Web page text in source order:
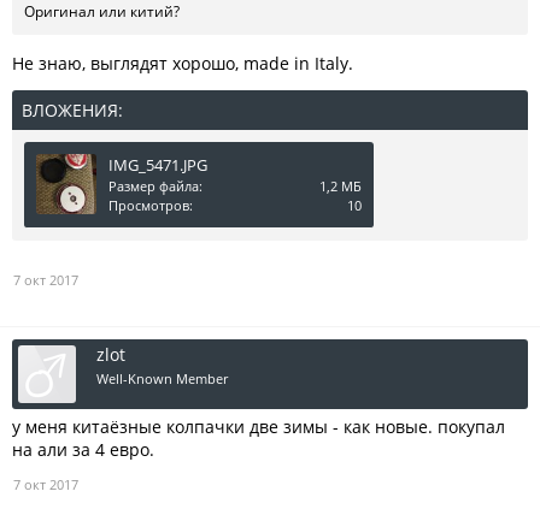
Оригинал или китий?
Не знаю, выглядят хорошо, made in Italy.
ВЛОЖЕНИЯ:
IMG_5471.JPG
Размер файла:
1,2 МБ
Просмотров:
10
7 окт 2017
zlot
Well-Known Member
у меня китаёзные колпачки две зимы - как новые. покупал
на али за 4 евро.
7 окт 2017